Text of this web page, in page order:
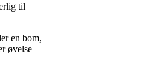
til
en bom,
øvelse